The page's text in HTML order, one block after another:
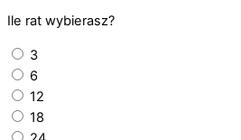
Ile rat wybierasz?
3
6
12
18